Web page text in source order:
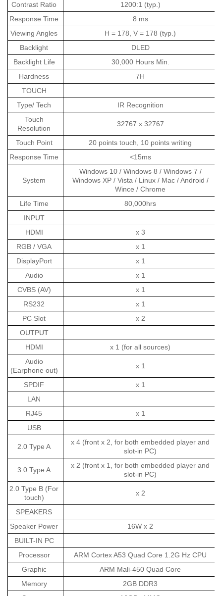
Contrast Ratio
1200:1 (typ.)
Response Time
8 ms
Viewing Angles
H = 178, V = 178 (typ.)
Backlight
DLED
Backlight Life
30,000 Hours Min.
Hardness
7H
TOUCH
Type/ Tech
IR Recognition
Touch
Resolution
32767 x 32767
Touch Point
20 points touch, 10 points writing
Response Time
<15ms
System
Windows 10 / Windows 8 / Windows 7 /
Windows XP / Vista / Linux / Mac / Android /
Wince / Chrome
Life Time
80,000hrs
INPUT
HDMI
x 3
RGB / VGA
x 1
DisplayPort
x 1
Audio
x 1
CVBS (AV)
x 1
RS232
x 1
PC Slot
x 2
OUTPUT
HDMI
x 1 (for all sources)
Audio
(Earphone out)
x 1
SPDIF
x 1
LAN
RJ45
x 1
USB
2.0 Type A
x 4 (front x 2, for both embedded player and
slot-in PC)
3.0 Type A
x 2 (front x 1, for both embedded player and
slot-in PC)
2.0 Type B (For
touch)
x 2
SPEAKERS
Speaker Power
16W x 2
BUILT-IN PC
Processor
ARM Cortex A53 Quad Core 1.2G Hz CPU
Graphic
ARM Mali-450 Quad Core
Memory
2GB DDR3